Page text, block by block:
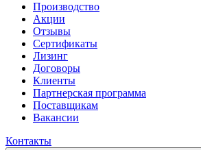
Производство
Акции
Отзывы
Сертификаты
Лизинг
Договоры
Клиенты
Партнерская программа
Поставщикам
Вакансии
Контакты